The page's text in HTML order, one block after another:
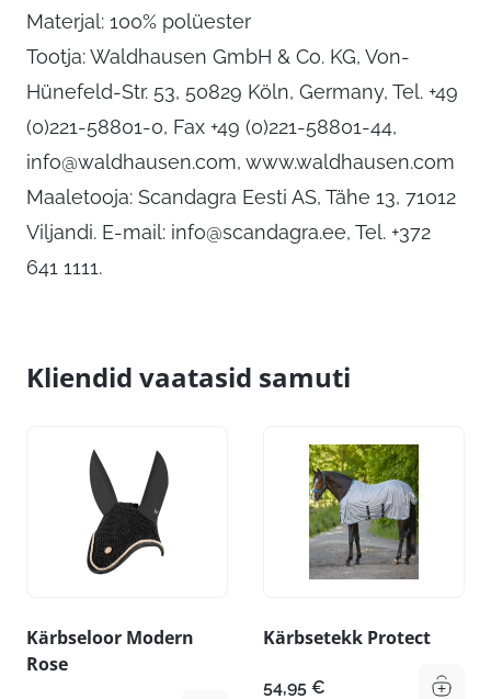
Materjal: 100% polüester
Tootja: Waldhausen GmbH & Co. KG, Von-
Hünefeld-Str. 53, 50829 Köln, Germany, Tel. +49
(0)221-58801-0, Fax +49 (0)221-58801-44,
info@waldhausen.com, www.waldhausen.com
Maaletooja: Scandagra Eesti AS, Tähe 13, 71012
Viljandi. E-mail: info@scandagra.ee, Tel. +372
641 1111.
Kliendid vaatasid samuti
Kärbseloor Modern
Rose
Kärbsetekk Protect
54,95 €